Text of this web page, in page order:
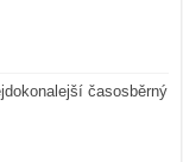
časosběrný